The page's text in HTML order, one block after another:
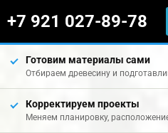
+7 921 027-89-78
Готовим материалы сами
Отбираем древесину и
Корректируем проекты
Меняем планировку,